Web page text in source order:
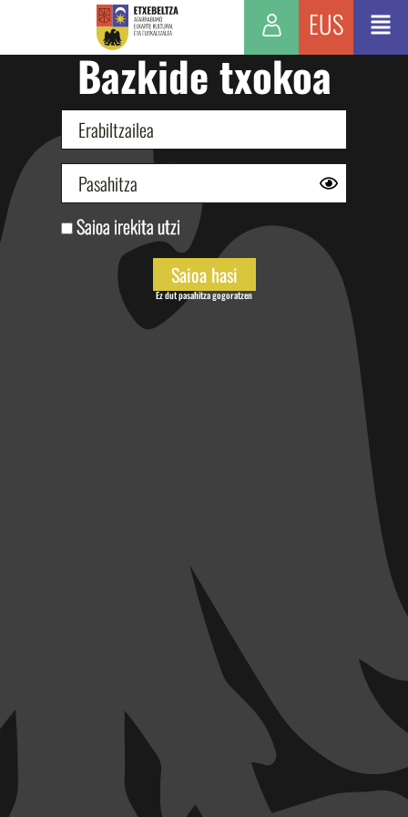
EUS
Bazkide txokoa
Saioa irekita utzi
Ez dut pasahitza gogoratzen